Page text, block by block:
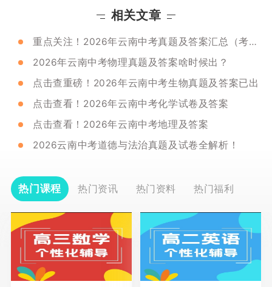
相关文章
重点关注！2026年云南中考真题及答案汇总（考后持续更新）
2026年云南中考物理真题及答案啥时候出？
点击查重磅！2026年云南中考生物真题及答案已出
点击查看！2026年云南中考化学试卷及答案
点击查看！2026年云南中考地理及答案
2026云南中考道德与法治真题及试卷全解析！
热门课程 热门资讯 热门资料 热门福利